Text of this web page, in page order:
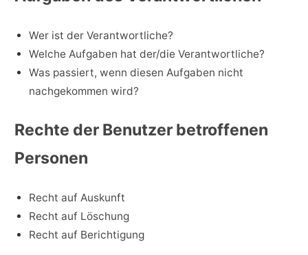
Wer ist der Verantwortliche?
Welche Aufgaben hat der/die Verantwortliche?
Was passiert, wenn diesen Aufgaben nicht
nachgekommen wird?
Rechte der Benutzer betroffenen
Personen
Recht auf Auskunft
Recht auf Löschung
Recht auf Berichtigung